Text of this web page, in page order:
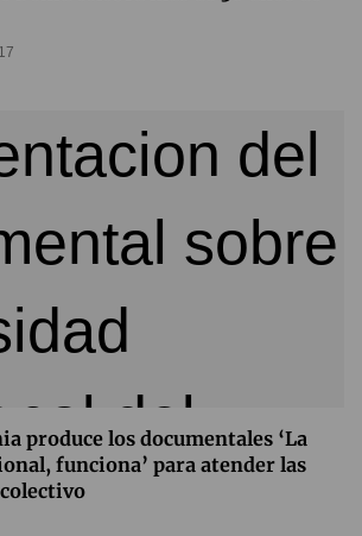
produce los documentales ‘La
funciona’ para atender las